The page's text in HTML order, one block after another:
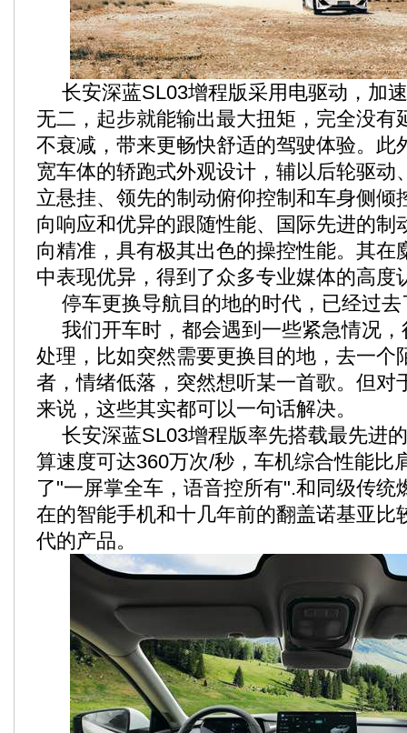
长安深蓝SL03增程版采用电驱动，加
无二，起步就能输出最大扭矩，完全没有
不衰减，带来更畅快舒适的驾驶体验。此
宽车体的轿跑式外观设计，辅以后轮驱动
立悬挂、领先的制动俯仰控制和车身侧倾
向响应和优异的跟随性能、国际先进的制
向精准，具有极其出色的操控性能。其在
中表现优异，得到了众多专业媒体的高度
停车更换导航目的地的时代，已经过去
我们开车时，都会遇到一些紧急情况
处理，比如突然需要更换目的地，去一个
者，情绪低落，突然想听某一首歌。但对
来说，这些其实都可以一句话解决。
长安深蓝SL03增程版率先搭载最先进
算速度可达360万次/秒，车机综合性能比
了"一屏掌全车，语音控所有".和同级传统
在的智能手机和十几年前的翻盖诺基亚比
代的产品。